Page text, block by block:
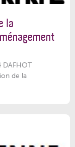
la
DAFHOT
de la